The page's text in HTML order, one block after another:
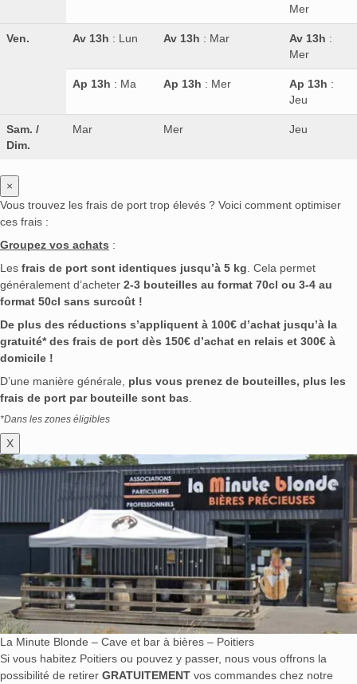
Mer
Ven. Av 13h : Lun Av 13h : Mar Av 13h :
Mer
Ap 13h : Ma Ap 13h : Mer Ap 13h :
Jeu
Sam. /
Dim.
Mar Mer Jeu
×
Vous trouvez les frais de port trop élevés ? Voici comment optimiser
ces frais :
Groupez vos achats :
Les frais de port sont identiques jusqu’à 5 kg . Cela permet
généralement d’acheter 2-3 bouteilles au format 70cl ou 3-4 au
format 50cl sans surcoût !
De plus des réductions s’appliquent à 100€ d’achat jusqu’à la
gratuité* des frais de port dès 150€ d’achat en relais et 300€ à
domicile !
D’une manière générale, plus vous prenez de bouteilles, plus les
frais de port par bouteille sont bas
*Dans les zones éligibles
X
La Minute Blonde – Cave et bar à bières – Poitiers
Si vous habitez Poitiers ou pouvez y passer, nous vous offrons la
possibilité de retirer GRATUITEMENT vos commandes chez notre